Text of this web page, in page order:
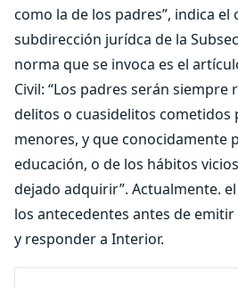
como la de los padres”, indica el
subdirección jurídca de la
norma que se invoca es el
Civil: “Los padres serán siempre
delitos o cuasidelitos cometidos
menores, y que conocidamente
educación, o de los hábitos
dejado adquirir”. Actualmente.
los antecedentes antes de
y responder a Interior.